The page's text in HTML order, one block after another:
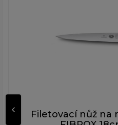
Filetovací nůž na